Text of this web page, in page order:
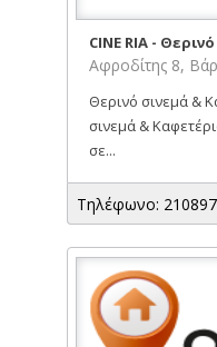
CINE RIA -
Αφροδίτης 8,
Θερινό σινεμά &
σινεμά &
σε...
Τηλέφωνο: